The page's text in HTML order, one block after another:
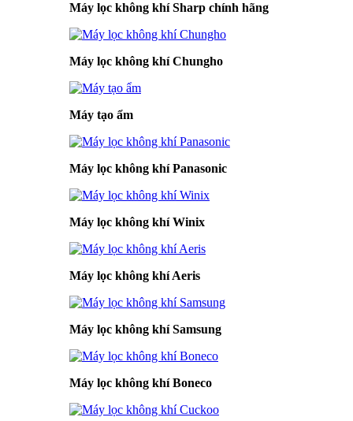
Máy lọc không khí Sharp chính hãng
Máy lọc không khí Chungho
Máy tạo ẩm
Máy lọc không khí Panasonic
Máy lọc không khí Winix
Máy lọc không khí Aeris
Máy lọc không khí Samsung
Máy lọc không khí Boneco